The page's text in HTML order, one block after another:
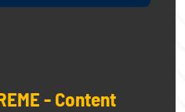
- Content